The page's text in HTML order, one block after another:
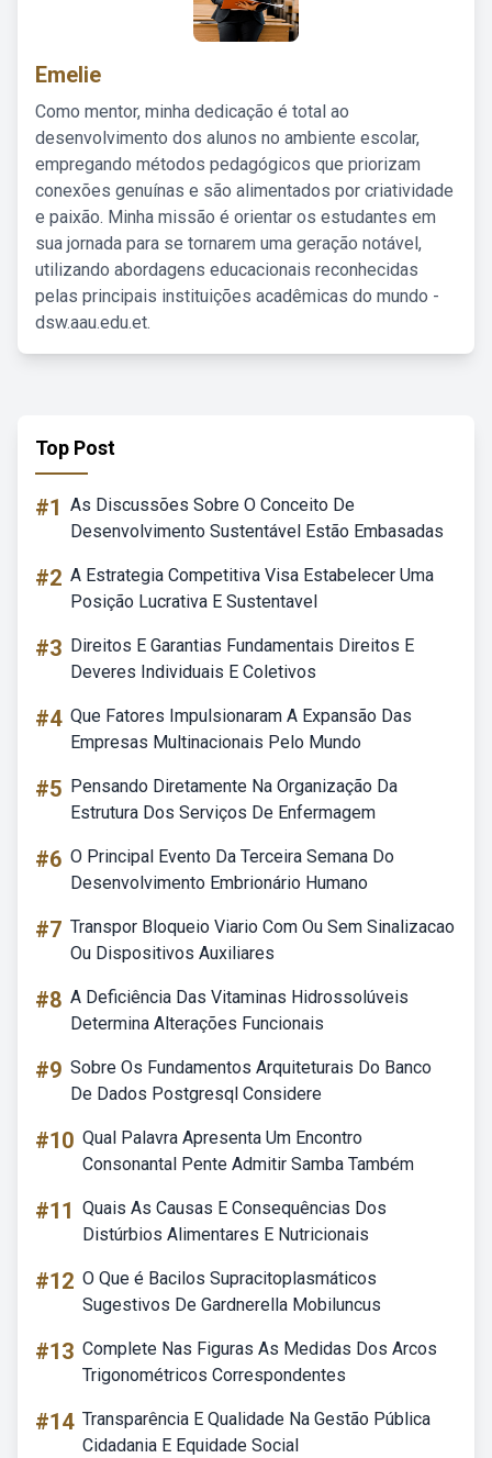
Emelie
Como mentor, minha dedicação é total ao
desenvolvimento dos alunos no ambiente escolar,
empregando métodos pedagógicos que priorizam
conexões genuínas e são alimentados por criatividade
e paixão. Minha missão é orientar os estudantes em
sua jornada para se tornarem uma geração notável,
utilizando abordagens educacionais reconhecidas
pelas principais instituições acadêmicas do mundo -
dsw.aau.edu.et.
Top Post
#1 As Discussões Sobre O Conceito De
Desenvolvimento Sustentável Estão Embasadas
#2 A Estrategia Competitiva Visa Estabelecer Uma
Posição Lucrativa E Sustentavel
#3 Direitos E Garantias Fundamentais Direitos E
Deveres Individuais E Coletivos
#4 Que Fatores Impulsionaram A Expansão Das
Empresas Multinacionais Pelo Mundo
#5 Pensando Diretamente Na Organização Da
Estrutura Dos Serviços De Enfermagem
#6 O Principal Evento Da Terceira Semana Do
Desenvolvimento Embrionário Humano
#7 Transpor Bloqueio Viario Com Ou Sem Sinalizacao
Ou Dispositivos Auxiliares
#8 A Deficiência Das Vitaminas Hidrossolúveis
Determina Alterações Funcionais
#9 Sobre Os Fundamentos Arquiteturais Do Banco
De Dados Postgresql Considere
#10 Qual Palavra Apresenta Um Encontro
Consonantal Pente Admitir Samba Também
#11 Quais As Causas E Consequências Dos
Distúrbios Alimentares E Nutricionais
#12 O Que é Bacilos Supracitoplasmáticos
Sugestivos De Gardnerella Mobiluncus
#13 Complete Nas Figuras As Medidas Dos Arcos
Trigonométricos Correspondentes
#14 Transparência E Qualidade Na Gestão Pública
Cidadania E Equidade Social